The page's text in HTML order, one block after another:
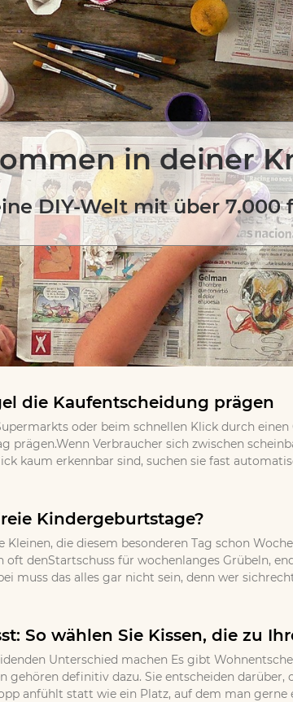
in deiner
DIY-Welt mit über 7.000
die Kaufentscheidung prägen
oder beim schnellen Klick durch
prägen.Wenn Verbraucher sich zwischen
kaum erkennbar sind, suchen sie fast
Kindergeburtstage?
die diesem besonderen Tag schon
denStartschuss für wochenlanges Grübeln,
muss das alles gar nicht sein, denn wer
So wählen Sie Kissen, die zu
Unterschied machen Es gibt
gehören definitiv dazu. Sie entscheiden
anfühlt statt wie ein Platz, auf dem man gerne